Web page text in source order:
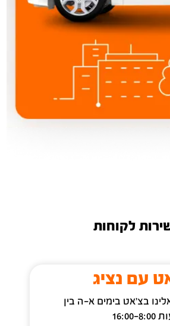
לקוחות
עם נציג
בצ׳אט בימים א-ה בין
8:00